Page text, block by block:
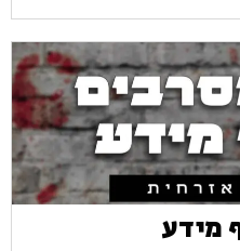
מידע